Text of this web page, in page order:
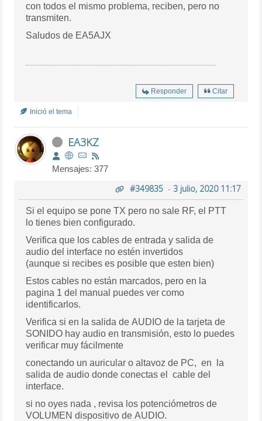
con todos el mismo problema, reciben, pero no
transmiten.
Saludos de EA5AJX
Responder Citar
Inició el tema
EA3KZ
Mensajes: 377
#349835- 3 julio, 2020 11:17
Si el equipo se pone TX pero no sale RF, el PTT
lo tienes bien configurado.
Verifica que los cables de entrada y salida de
audio del interface no estén invertidos
(aunque si recibes es posible que esten bien)
Estos cables no están marcados, pero en la
pagina 1 del manual puedes ver como
identificarlos.
Verifica si en la salida de AUDIO de la tarjeta de
SONIDO hay audio en transmisión, esto lo puedes
verificar muy fácilmente
conectando un auricular o altavoz de PC, en la
salida de audio donde conectas el cable del
interface.
si no oyes nada , revisa los potenciómetros de
VOLUMEN dispositivo de AUDIO.